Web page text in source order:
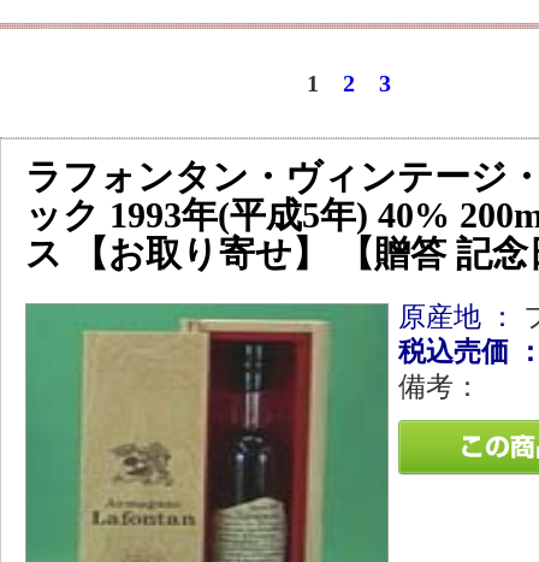
1 2 3
ラフォンタン・ヴィンテージ
ック 1993年(平成5年) 40%
ス 【お取り寄せ】 【贈答 記
原産地 ：
税込売価
備考：